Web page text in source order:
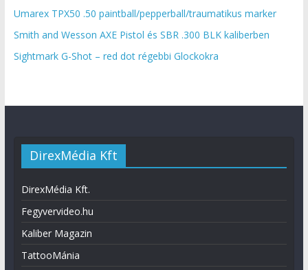
Umarex TPX50 .50 paintball/pepperball/traumatikus marker
Smith and Wesson AXE Pistol és SBR .300 BLK kaliberben
Sightmark G-Shot – red dot régebbi Glockokra
DirexMédia Kft
DirexMédia Kft.
Fegyvervideo.hu
Kaliber Magazin
TattooMánia